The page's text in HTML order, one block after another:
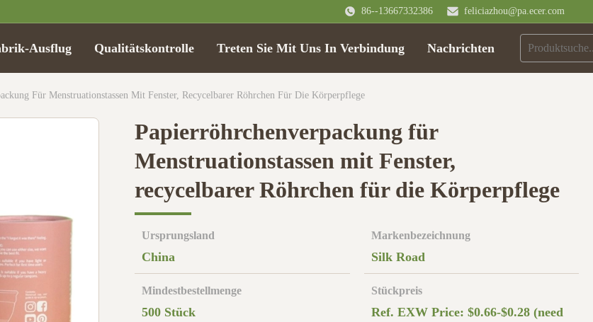
86--13667332386 feliciazhou@pa.ecer.com
Ausflug Qualitätskontrolle Treten Sie Mit Uns In Verbindung Nachrichten
Für Menstruationstassen Mit Fenster, Recycelbarer Röhrchen Für Die Körperpflege
Papierröhrchenverpackung für
Menstruationstassen mit Fenster,
recycelbarer Röhrchen für die Körperpflege
Ursprungsland
China
Markenbezeichnung
Silk Road
Mindestbestellmenge
500 Stück
Stückpreis
Ref. EXW Price: $0.66-$0.28 (need